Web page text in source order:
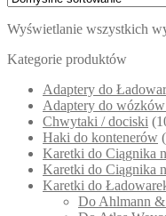
Wyświetlanie wszystkich
Kategorie produktów
Adaptery do
Adaptery do
Chwytaki / dociski
Haki do kontenerów
Karetki do Ciągnika
Karetki do Ciągnika
Karetki do
Do Ahlmann